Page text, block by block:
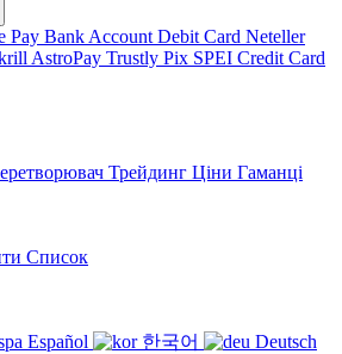
Pay Bank Account Debit Card Neteller
AstroPay Trustly Pix SPEI Credit Card
Трейдинг Ціни Гаманці
Список
Español 한국어
Deutsch